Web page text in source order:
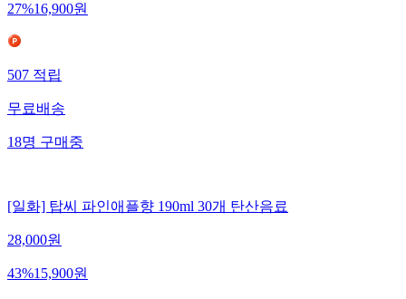
27%16,900원
507 적립
무료배송
18명 구매중
[일화] 탑씨 파인애플향 190ml 30개 탄산음료
28,000원
43%15,900원